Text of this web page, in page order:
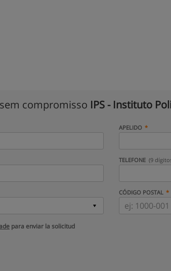
compromisso IPS - Instituto
APELIDO
TELEFONE (9
CÓDIGO POSTAL
para enviar la solicitud